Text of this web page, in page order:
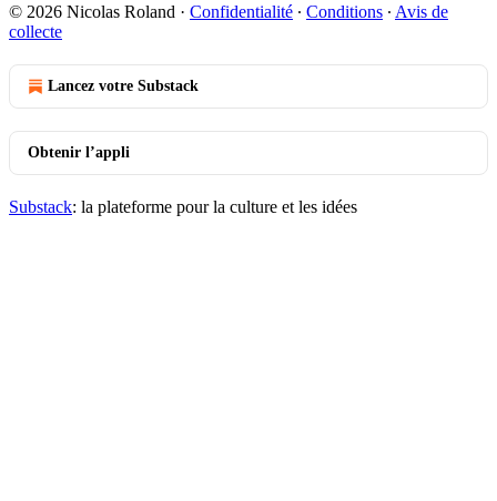
© 2026 Nicolas Roland · Confidentialité ∙ Conditions ∙ Avis de
collecte
Lancez votre Substack
Obtenir l’appli
Substack: la plateforme pour la culture et les idées